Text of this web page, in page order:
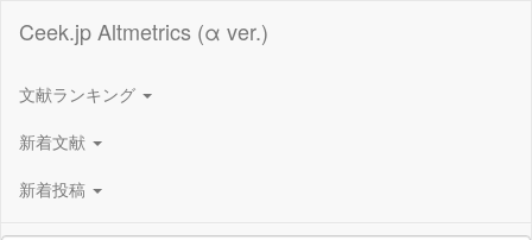
Ceek.jp Altmetrics (α ver.)
文献ランキング
新着文献
新着投稿